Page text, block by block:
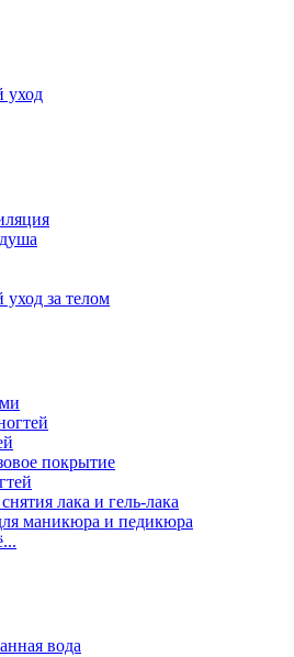
уход
за телом
покрытие
лака и гель-лака
маникюра и педикюра
вода